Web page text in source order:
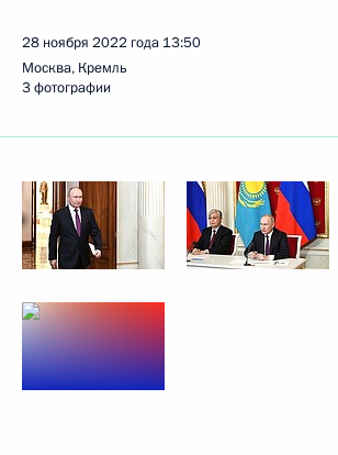
28 ноября 2022 года 13:50
Москва, Кремль
3 фотографии